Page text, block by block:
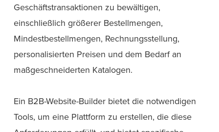
Geschäftstransaktionen zu bewältigen,
einschließlich größerer Bestellmengen,
Mindestbestellmengen, Rechnungsstellung,
personalisierten Preisen und dem Bedarf an
maßgeschneiderten Katalogen.
Ein B2B-Website-Builder bietet die notwendigen
Tools, um eine Plattform zu erstellen, die diese